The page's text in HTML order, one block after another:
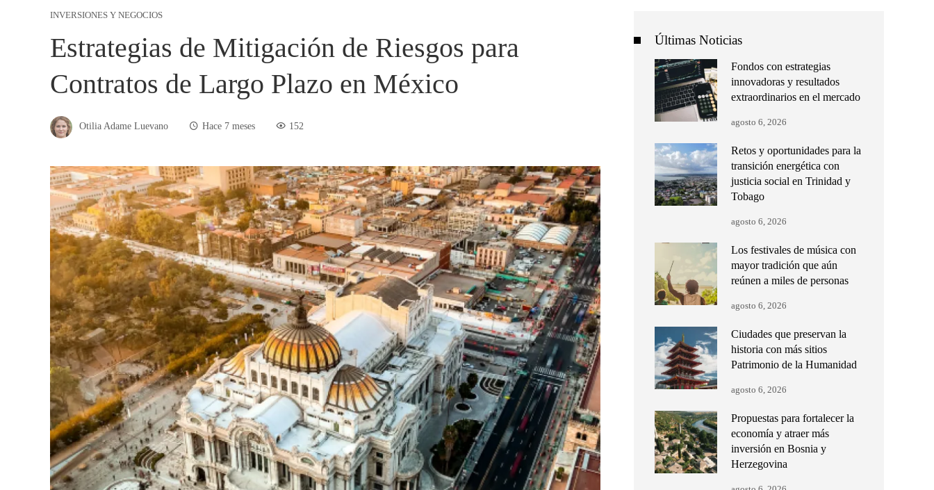
INVERSIONES Y NEGOCIOS
Estrategias de Mitigación de Riesgos para
Contratos de Largo Plazo en México
Otilia Adame Luevano Hace 7 meses 152
Últimas Noticias
Fondos con estrategias
innovadoras y resultados
extraordinarios en el mercado
agosto 6, 2026
Retos y oportunidades para la
transición energética con
justicia social en Trinidad y
Tobago
agosto 6, 2026
Los festivales de música con
mayor tradición que aún
reúnen a miles de personas
agosto 6, 2026
Ciudades que preservan la
historia con más sitios
Patrimonio de la Humanidad
agosto 6, 2026
Propuestas para fortalecer la
economía y atraer más
inversión en Bosnia y
Herzegovina